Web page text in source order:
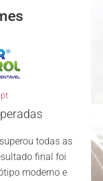
todas as
final foi
moderno e